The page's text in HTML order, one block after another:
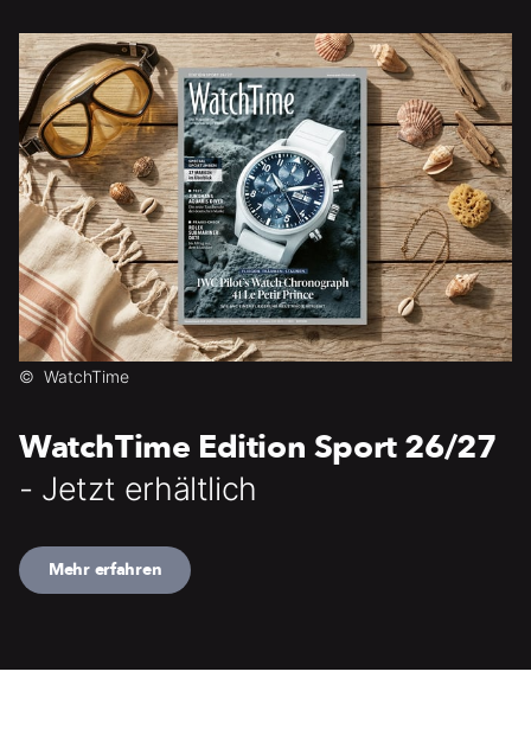
© WatchTime
WatchTime Edition Sport 26/27
- Jetzt erhältlich
Mehr erfahren